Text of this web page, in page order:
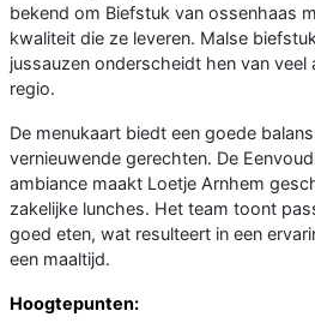
bekend om Biefstuk van ossenhaas
kwaliteit die ze leveren. Malse
jussauzen onderscheidt hen van veel
regio.
De menukaart biedt een goede
vernieuwende gerechten. De
ambiance maakt Loetje Arnhem
zakelijke lunches. Het team toont
goed eten, wat resulteert in een
een maaltijd.
Hoogtepunten: